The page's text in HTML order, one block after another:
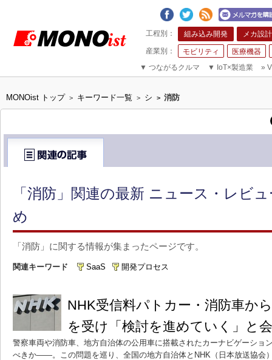
組み込み開発 メカ設計
モビリティ
医療機器
▼ つながるクルマ ▼ IoT×製造業 »
MONOist トップ > キーワード一覧 > シ > 消防
「消防」関連の最新 ニュース・レビ
め
「消防」に関する情報が集まったページです。
関連キーワード SaaS 開発プロセス
NHK受信料パトカー・消防車か
を受け「検討を進めていく」と
警察車両や消防車、地方自治体の公用車に搭載されたカーナビゲーショ
べきか――。この問題を巡り、全国の地方自治体とNHK（日本放送協会